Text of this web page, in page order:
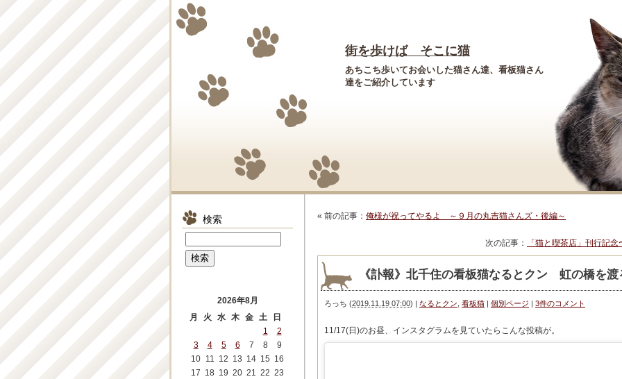
街を歩けば そこに猫
あちこち歩いてお会いした猫さん達、看板猫さん
達をご紹介しています
« 前の記事： 俺様が祝ってやるよ ～９月の丸吉猫さんズ・後編～
次の記事： 「猫と喫茶店」刊行記
《訃報》北千住の看板猫なるとクン 虹の橋を渡
ろっち (2019.11.19 07:00) | なるとクン 看板猫 | 個別ページ | 3件のコメント
11/17(日)のお昼、インスタグラムを見ていたらこんな投稿が。
検索
2026年8月
月
火 水 木 金 土
日
1
2
3
4 5 6 7 8
9
10 11 12 13 14 15 16
17 18 19 20 21 22 23